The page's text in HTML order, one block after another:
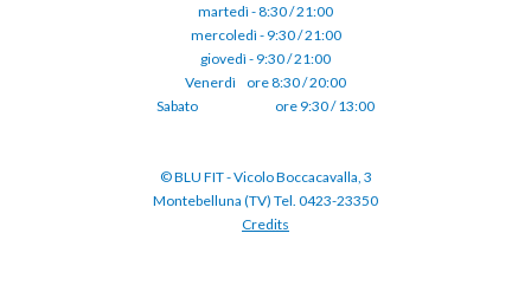
martedì - 8:30 / 21:00
mercoledì - 9:30 / 21:00
giovedì - 9:30 / 21:00
Venerdì⠀ore 8:30 / 20:00
Sabato ⠀⠀⠀⠀⠀⠀⠀ore 9:30 / 13:00
© BLU FIT - Vicolo Boccacavalla, 3
Montebelluna (TV) Tel. 0423-23350
Credits